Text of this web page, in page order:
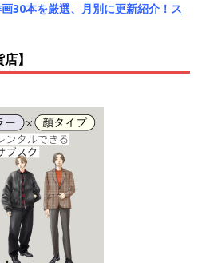
30本を厳選、月別に更新紹介！ス
】